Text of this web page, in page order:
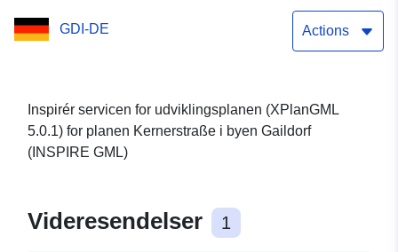
(XPlanGML 5.0.1) (INSPIRE
GDI-DE Actions
Inspirér servicen for udviklingsplanen (XPlanGML
5.0.1) for planen Kernerstraße i byen Gaildorf
(INSPIRE GML)
Videresendelser 1